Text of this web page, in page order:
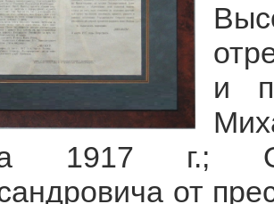
и
1917 г.;
от